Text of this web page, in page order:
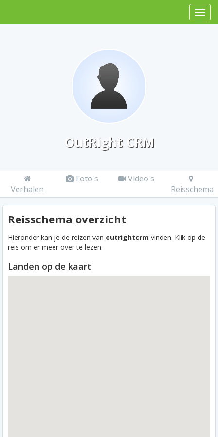
OutRight CRM
Verhalen
Foto's
Video's
Reisschema
Reisschema overzicht
Hieronder kan je de reizen van outrightcrm vinden. Klik op de
reis om er meer over te lezen.
Landen op de kaart